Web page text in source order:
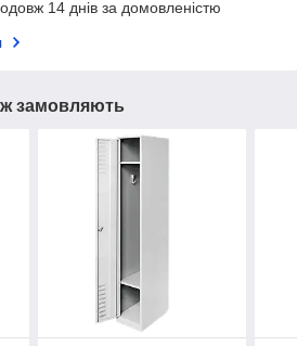
14 днів за домовленістю
замовляють